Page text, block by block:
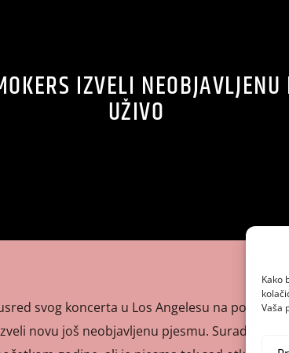
Kako
Vaša
IZVELI NEOBJAVLJENU
UŽIVO
svog koncerta u Los Angelesu na
novu još neobjavljenu pjesmu. Suradnju s s